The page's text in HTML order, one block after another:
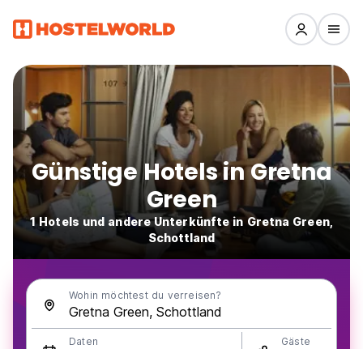
Günstige Hotels in Gretna
Green
1 Hotels und andere Unterkünfte in Gretna Green,
Schottland
Wohin möchtest du verreisen?
Daten Gäste